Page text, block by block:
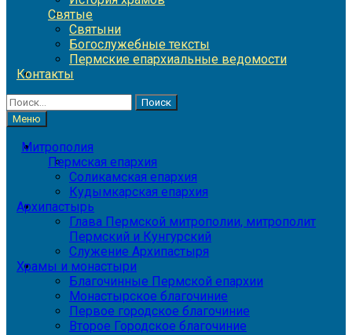
Святые
Святыни
Богослужебные тексты
Пермские епархиальные ведомости
Контакты
Найти:
Меню
Митрополия
Пермская епархия
Соликамская епархия
Кудымкарская епархия
Архипастырь
Глава Пермской митрополии, митрополит
Пермский и Кунгурский
Служение Архипастыря
Храмы и монастыри
Благочинные Пермской епархии
Монастырское благочиние
Первое городское благочиние
Второе Городское благочиние